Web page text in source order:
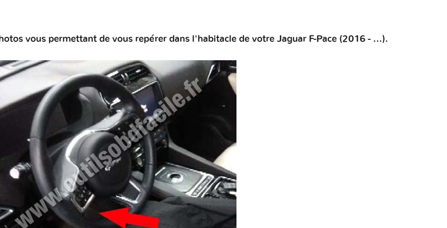
vous permettant de vous repérer dans l'habitacle de votre Jaguar F-Pace (2016 - ...).